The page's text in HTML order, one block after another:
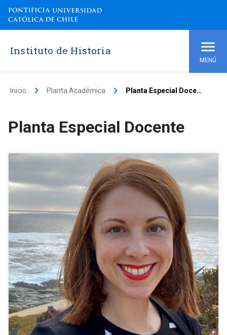
Instituto de Historia
MENÚ
Inicio keyboard_arrow_right Planta Académica keyboard_arrow_right Planta Especial Docente
Planta Especial Docente